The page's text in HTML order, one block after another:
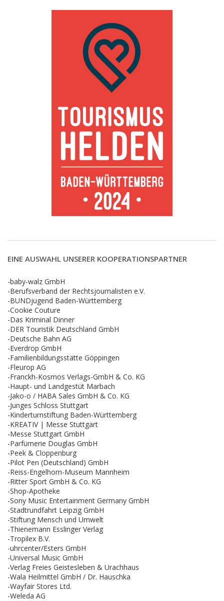
EINE AUSWAHL UNSERER KOOPERATIONSPARTNER
-baby-walz GmbH
-Berufsverband der Rechtsjournalisten e.V.
-BUNDjugend Baden-Württemberg
-Cookie Couture
-Das Kriminal Dinner
-DER Touristik Deutschland GmbH
-Deutsche Bahn AG
-Everdrop GmbH
-Familienbildungsstätte Göppingen
-Fleurop AG
-Franckh-Kosmos Verlags-GmbH & Co. KG
-Haupt- und Landgestüt Marbach
-Jako-o / HABA Sales GmbH & Co. KG
-Junges Schloss Stuttgart
-Kinderturnstiftung Baden-Württemberg
-KREATIV | Messe Stuttgart
-Messe Stuttgart GmbH
-Parfümerie Douglas GmbH
-Peek & Cloppenburg
-Pilot Pen (Deutschland) GmbH
-Reiss-Engelhorn-Museum Mannheim
-Ritter Sport GmbH & Co. KG
-Shop-Apotheke
-Sony Music Entertainment Germany GmbH
-Stadtrundfahrt Leipzig GmbH
-Stiftung Mensch und Umwelt
-Thienemann Esslinger Verlag
-Tropilex B.V.
-uhrcenter/Esters GmbH
-Universal Music GmbH
-Verlag Freies Geistesleben & Urachhaus
-Wala Heilmittel GmbH / Dr. Hauschka
-Wayfair Stores Ltd.
-Weleda AG